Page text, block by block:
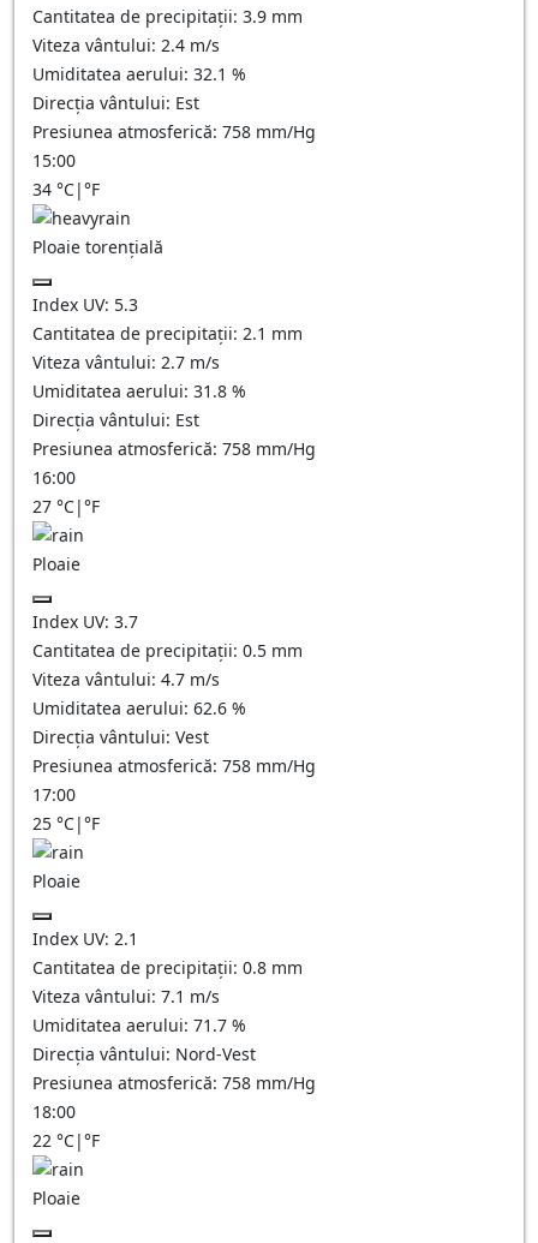
Cantitatea de precipitații: 3.9 mm
Viteza vântului: 2.4 m/s
Umiditatea aerului: 32.1 %
Direcția vântului: Est
Presiunea atmosferică: 758 mm/Hg
15:00
34 °C|°F
Ploaie torențială
Index UV: 5.3
Cantitatea de precipitații: 2.1 mm
Viteza vântului: 2.7 m/s
Umiditatea aerului: 31.8 %
Direcția vântului: Est
Presiunea atmosferică: 758 mm/Hg
16:00
27 °C|°F
Ploaie
Index UV: 3.7
Cantitatea de precipitații: 0.5 mm
Viteza vântului: 4.7 m/s
Umiditatea aerului: 62.6 %
Direcția vântului: Vest
Presiunea atmosferică: 758 mm/Hg
17:00
25 °C|°F
Ploaie
Index UV: 2.1
Cantitatea de precipitații: 0.8 mm
Viteza vântului: 7.1 m/s
Umiditatea aerului: 71.7 %
Direcția vântului: Nord-Vest
Presiunea atmosferică: 758 mm/Hg
18:00
22 °C|°F
Ploaie